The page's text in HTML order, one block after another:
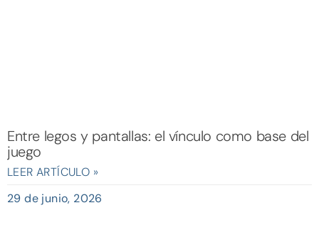
Entre legos y pantallas: el vínculo como base del
juego
LEER ARTÍCULO »
29 de junio, 2026